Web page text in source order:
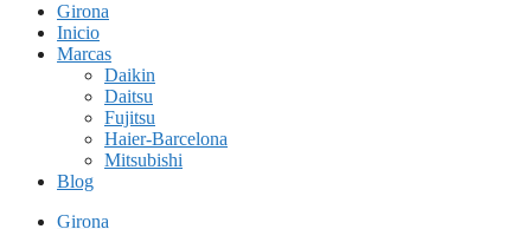
Girona
Inicio
Marcas
Daikin
Daitsu
Fujitsu
Haier-Barcelona
Mitsubishi
Blog
Girona